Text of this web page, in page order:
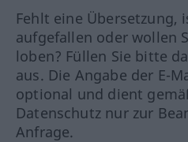
Fehlt eine Übersetzung,
aufgefallen oder wollen
loben? Füllen Sie bitte
aus. Die Angabe der E-
optional und dient
Datenschutz nur zur
Anfrage.